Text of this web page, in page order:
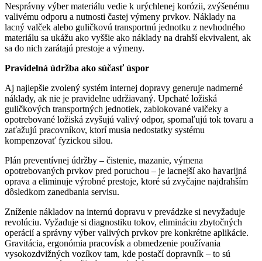
Nesprávny výber materiálu vedie k urýchlenej korózii, zvýšenému
valivému odporu a nutnosti častej výmeny prvkov. Náklady na
lacný valček alebo guličkovú transportnú jednotku z nevhodného
materiálu sa ukážu ako vyššie ako náklady na drahší ekvivalent, ak
sa do nich zarátajú prestoje a výmeny.
Pravidelná údržba ako súčasť úspor
Aj najlepšie zvolený systém internej dopravy generuje nadmerné
náklady, ak nie je pravidelne udržiavaný. Upchaté ložiská
guličkových transportných jednotiek, zablokované valčeky a
opotrebované ložiská zvyšujú valivý odpor, spomaľujú tok tovaru a
zaťažujú pracovníkov, ktorí musia nedostatky systému
kompenzovať fyzickou silou.
Plán preventívnej údržby – čistenie, mazanie, výmena
opotrebovaných prvkov pred poruchou – je lacnejší ako havarijná
oprava a eliminuje výrobné prestoje, ktoré sú zvyčajne najdrahším
dôsledkom zanedbania servisu.
Zníženie nákladov na internú dopravu v prevádzke si nevyžaduje
revolúciu. Vyžaduje si diagnostiku tokov, elimináciu zbytočných
operácií a správny výber valivých prvkov pre konkrétne aplikácie.
Gravitácia, ergonómia pracovísk a obmedzenie používania
vysokozdvižných vozíkov tam, kde postačí dopravník – to sú